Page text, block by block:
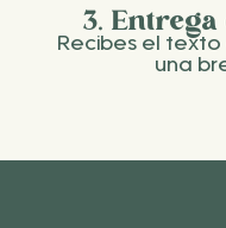
3.
Recibes el texto
una